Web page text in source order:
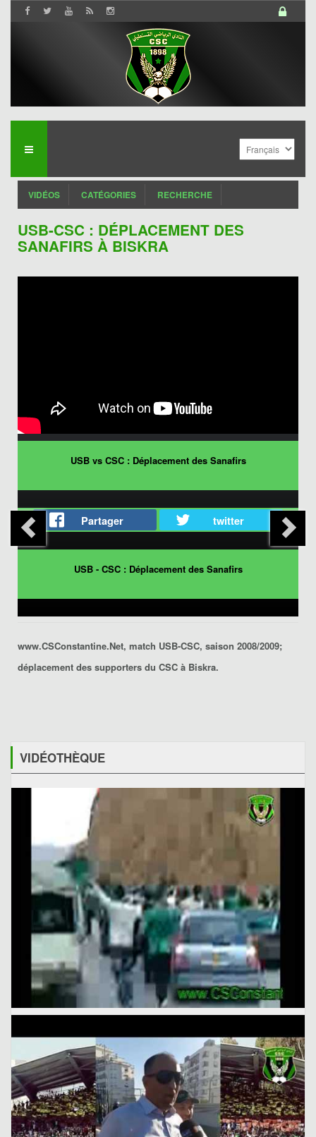
VIDÉOS CATÉGORIES RECHERCHE
USB-CSC : DÉPLACEMENT DES
SANAFIRS À BISKRA
USB vs CSC : Déplacement des Sanafirs
Partager twitter
USB - CSC : Déplacement des Sanafirs
www.CSConstantine.Net, match USB-CSC, saison 2008/2009;
déplacement des supporters du CSC à Biskra.
VIDÉOTHÈQUE